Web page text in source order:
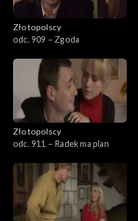
Złotopolscy
odc. 909 – Zgoda
Złotopolscy
odc. 911 – Radek ma plan